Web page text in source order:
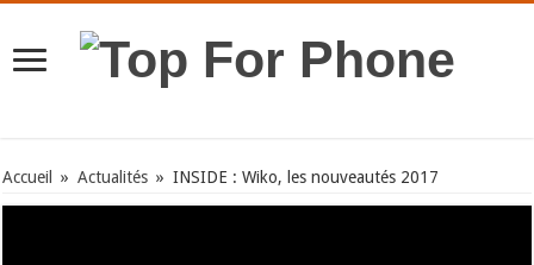
Accueil » Actualités » INSIDE : Wiko, les nouveautés 2017